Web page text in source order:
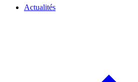
Actualités